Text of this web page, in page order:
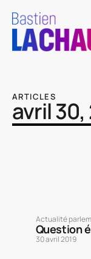
ARTICLES
avril 30,
Actualité
Question
30 avril 2019